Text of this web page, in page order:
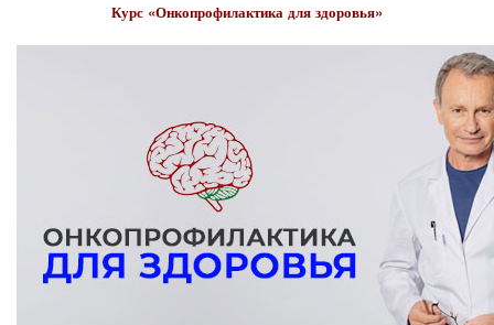
Курс «Онкопрофилактика для здоровья»